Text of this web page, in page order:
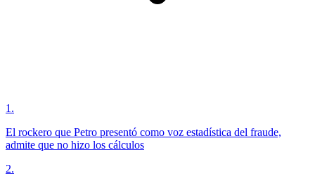
1 .
El rockero que Petro presentó como voz estadística del fraude,
admite que no hizo los cálculos
2.